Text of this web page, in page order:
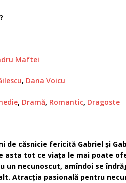
Maftei
, Dana Voicu
, Dramă, Romantic, Dragoste
de căsnicie fericită Gabriel şi
asta tot ce viaţa le mai poate
un necunoscut, amîndoi se
Atracţia pasională pentru